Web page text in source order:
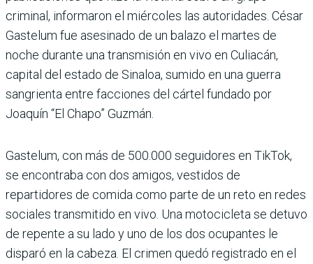
criminal, informaron el miércoles las autoridades. César
Gastelum fue asesinado de un balazo el martes de
noche durante una transmisión en vivo en Culiacán,
capital del estado de Sinaloa, sumido en una guerra
sangrienta entre facciones del cártel fundado por
Joaquín “El Chapo” Guzmán.
Gastelum, con más de 500.000 seguidores en TikTok,
se encontraba con dos amigos, vestidos de
repartidores de comida como parte de un reto en redes
sociales transmitido en vivo. Una motocicleta se detuvo
de repente a su lado y uno de los dos ocupantes le
disparó en la cabeza. El crimen quedó registrado en el